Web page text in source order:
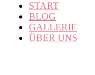
START
BLOG
GALLERIE
ÜBER UNS